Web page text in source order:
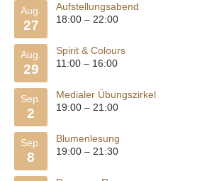
Aug.
27
Aufstellungsabend
18:00 – 22:00
Aug.
29
Spirit & Colours
11:00 – 16:00
Sep.
2
Medialer Übungszirkel
19:00 – 21:00
Sep.
8
Blumenlesung
19:00 – 21:30